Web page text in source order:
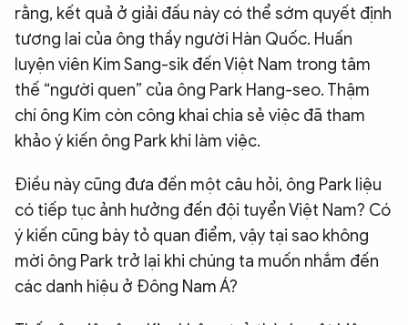
rằng, kết quả ở giải đấu này có thể sớm quyết định
tương lai của ông thầy người Hàn Quốc. Huấn
luyện viên Kim Sang-sik đến Việt Nam trong tâm
thế “người quen” của ông Park Hang-seo. Thậm
chí ông Kim còn công khai chia sẻ việc đã tham
khảo ý kiến ông Park khi làm việc.
Điều này cũng đưa đến một câu hỏi, ông Park liệu
có tiếp tục ảnh hưởng đến đội tuyển Việt Nam? Có
ý kiến cũng bày tỏ quan điểm, vậy tại sao không
mời ông Park trở lại khi chúng ta muốn nhắm đến
các danh hiệu ở Đông Nam Á?